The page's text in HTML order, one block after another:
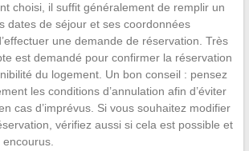
choisi, il suffit généralement de remplir un
dates de séjour et ses coordonnées
une demande de réservation. Très
est demandé pour confirmer la réservation
du logement. Un bon conseil : pensez
les conditions d’annulation afin d’éviter
cas d’imprévus. Si vous souhaitez modifier
vérifiez aussi si cela est possible et